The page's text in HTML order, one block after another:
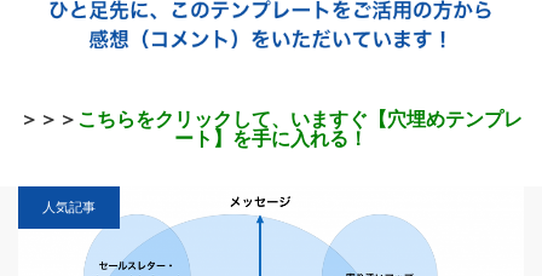
＞＞＞ こちらをクリックして、いますぐ【穴埋めテンプレ
ート】を手に入れる！
人気記事